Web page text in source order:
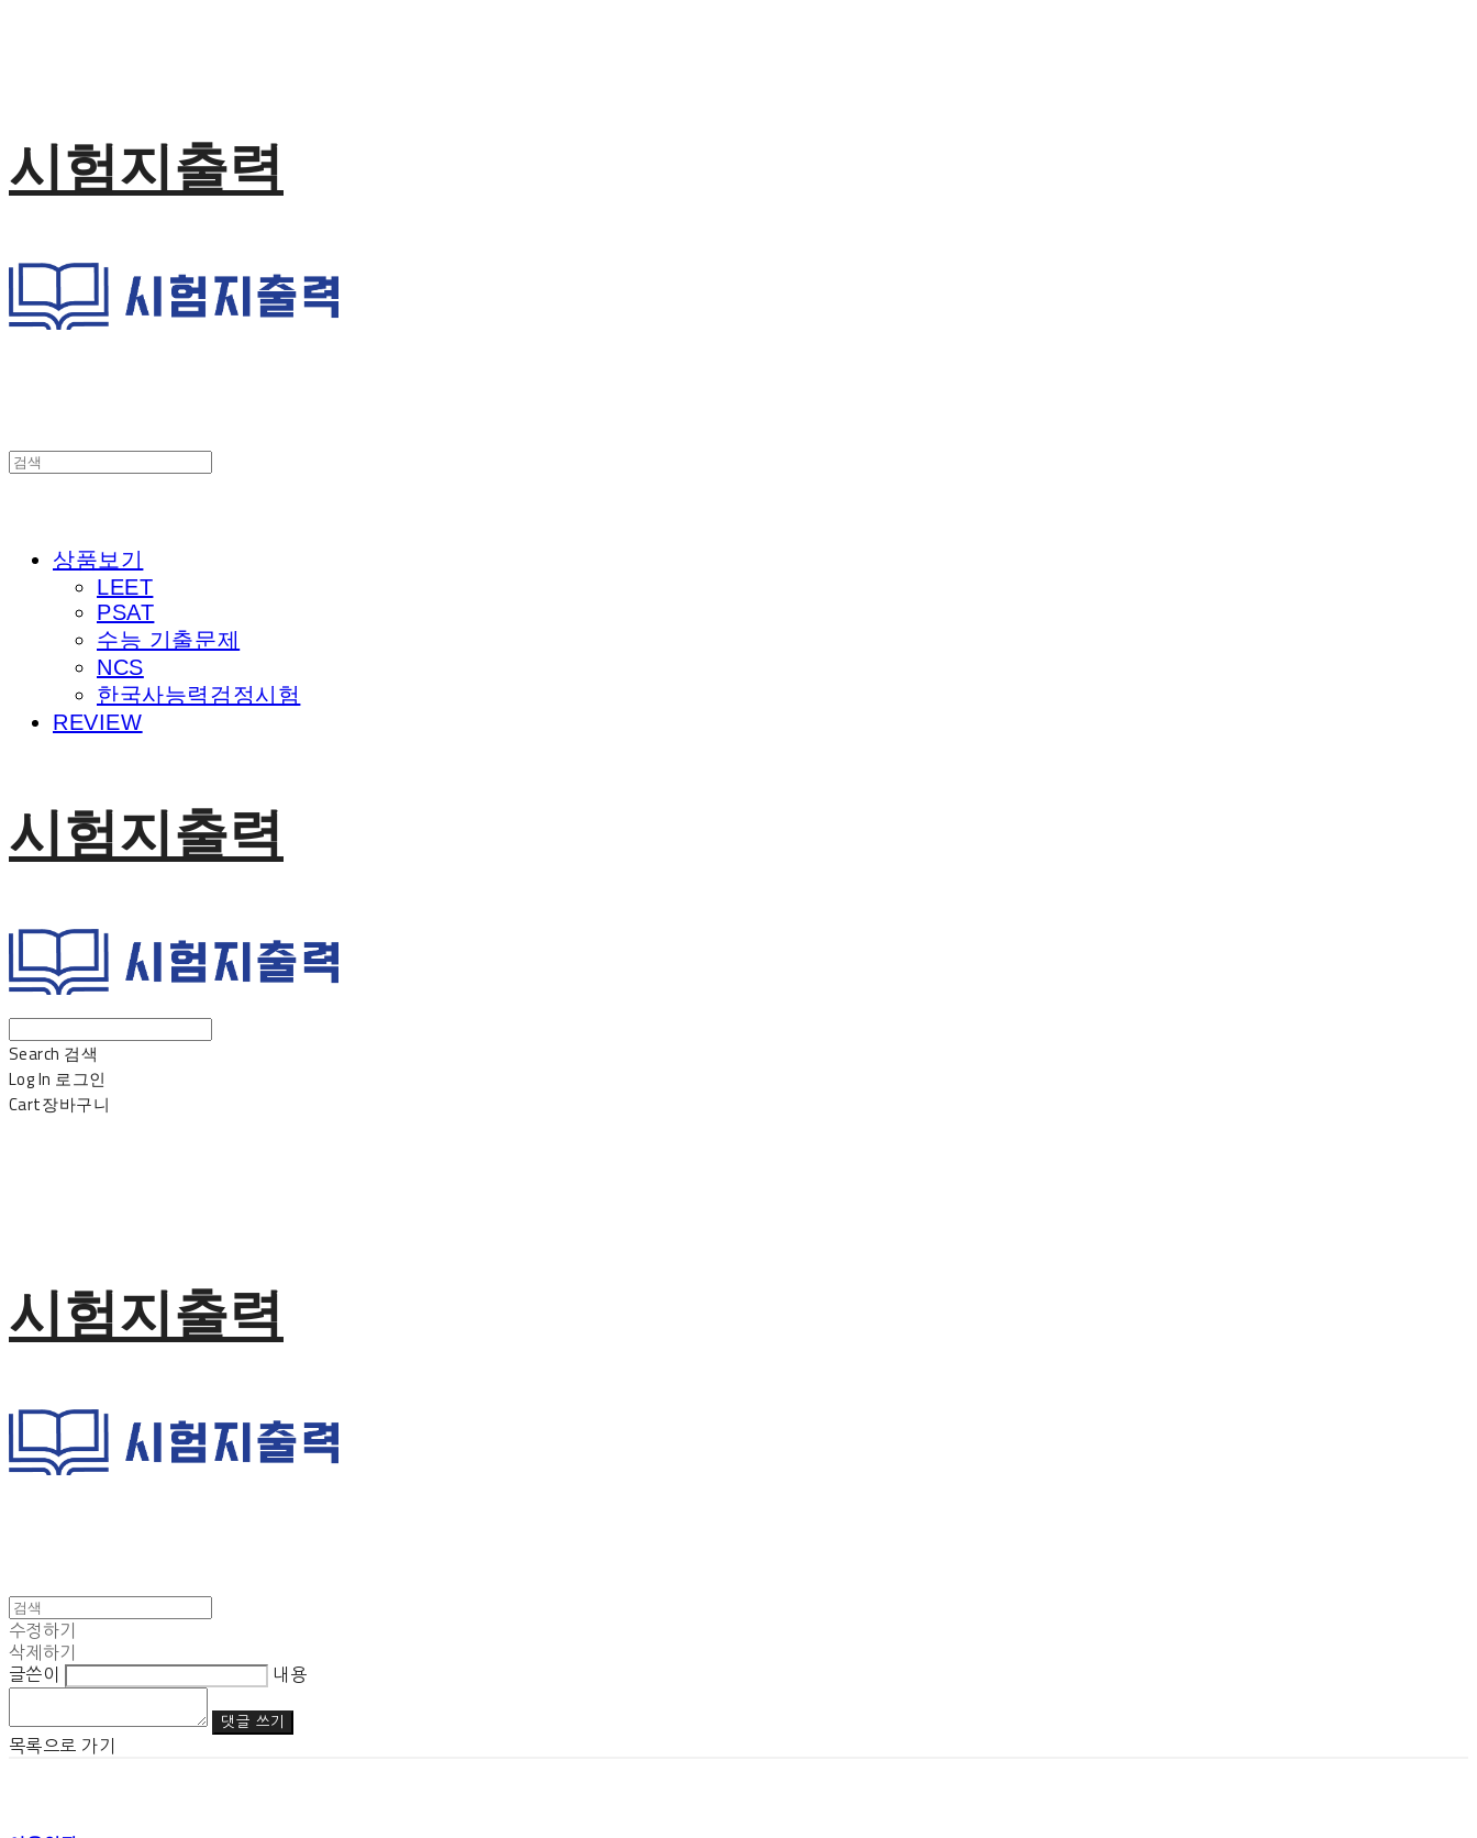
시험지출력
상품보기
LEET
PSAT
수능 기출문제
NCS
한국사능력검정시험
REVIEW
시험지출력
Search 검색
Log In 로그인
Cart장바구니
시험지출력
수정하기
삭제하기
글쓴이
내용
댓글 쓰기
목록으로 가기